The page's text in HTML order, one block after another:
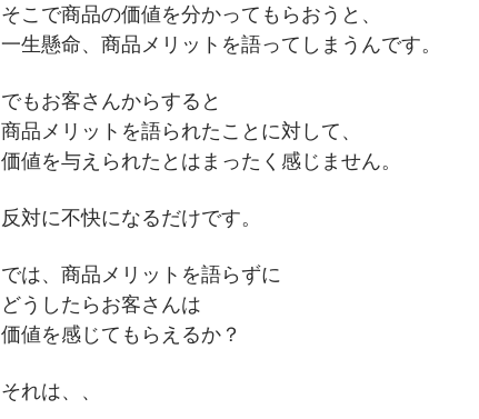
そこで商品の価値を分かってもらおうと、
一生懸命、商品メリットを語ってしまうんです。
でもお客さんからすると
商品メリットを語られたことに対して、
価値を与えられたとはまったく感じません。
反対に不快になるだけです。
では、商品メリットを語らずに
どうしたらお客さんは
価値を感じてもらえるか？
それは、、